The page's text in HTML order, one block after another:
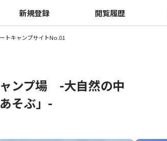
新規登録 閲覧履歴
トキャンプサイトNo.01
ンプ場 -大自然の中
そぶ」-